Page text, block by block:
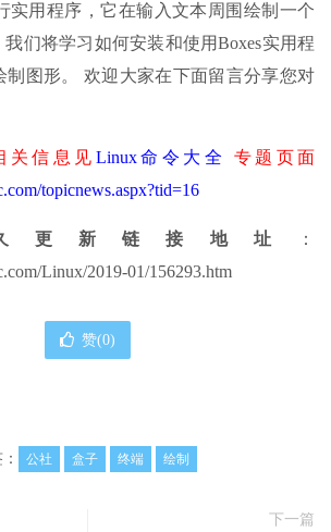
实用程序，它在输入文本周围绘制一个
们将学习如何安装和使用Boxes实用程
制图形。 欢迎大家在下面留言分享您对
关信息见 Linux命令大全
专题页面
topicnews.aspx?tid=16
更新链接地址
：
Linux/2019-01/156293.htm
赞(0)
公社 盒子 终端 绘制
下一篇